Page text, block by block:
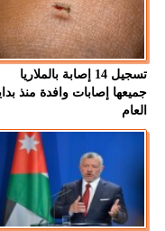
تسجيل 14 إصابة بالملاريا
جميعها إصابات وافدة منذ
العام